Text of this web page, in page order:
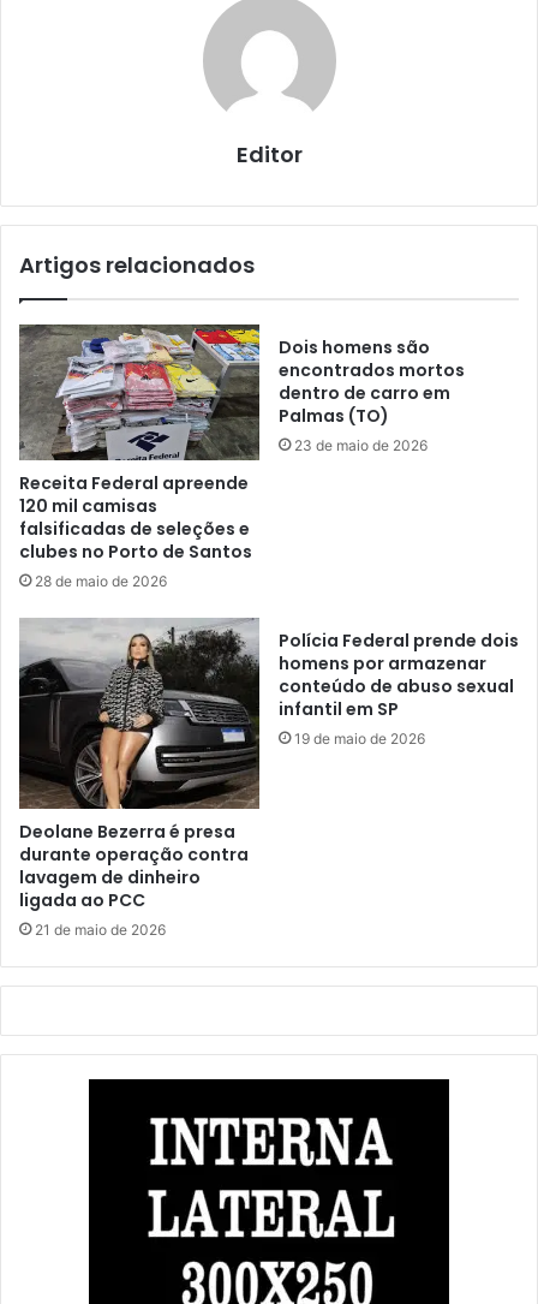
Editor
Artigos relacionados
Receita Federal apreende
120 mil camisas
falsificadas de seleções e
clubes no Porto de Santos
28 de maio de 2026
Dois homens são
encontrados mortos
dentro de carro em
Palmas (TO)
23 de maio de 2026
Deolane Bezerra é presa
durante operação contra
lavagem de dinheiro
ligada ao PCC
21 de maio de 2026
Polícia Federal prende dois
homens por armazenar
conteúdo de abuso sexual
infantil em SP
19 de maio de 2026